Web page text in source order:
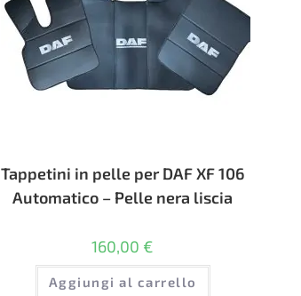
Tappetini in pelle per DAF XF 106
Automatico – Pelle nera liscia
160,00 €
Aggiungi al carrello